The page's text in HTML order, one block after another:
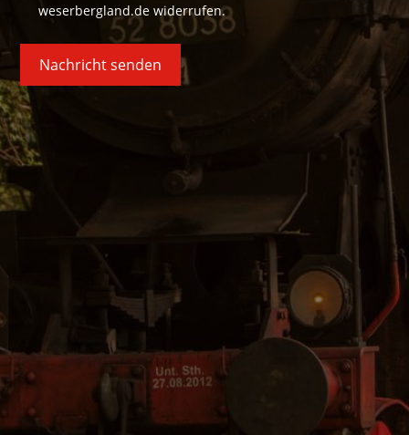
weserbergland.de widerrufen.
Nachricht senden
Alternative: